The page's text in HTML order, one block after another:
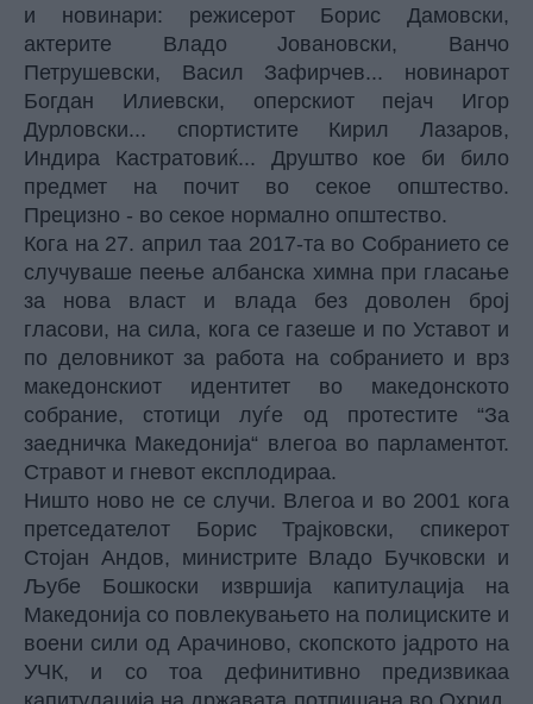
и новинари: режисерот Борис Дамовски,
актерите Владо Јовановски, Ванчо
Петрушевски, Васил Зафирчев... новинарот
Богдан Илиевски, оперскиот пејач Игор
Дурловски... спортистите Кирил Лазаров,
Индира Кастратовиќ... Друштво кое би било
предмет на почит во секое општество.
Прецизно - во секое нормално општество.
Кога на 27. април таа 2017-та во Собранието се
случуваше пеење албанска химна при гласање
за нова власт и влада без доволен број
гласови, на сила, кога се газеше и по Уставот и
по деловникот за работа на собранието и врз
македонскиот идентитет во македонското
собрание, стотици луѓе од протестите “За
заедничка Македонија“ влегоа во парламентот.
Стравот и гневот експлодираа.
Ништо ново не се случи. Влегоа и во 2001 кога
претседателот Борис Трајковски, спикерот
Стојан Андов, министрите Владо Бучковски и
Љубе Бошкоски извршија капитулација на
Македонија со повлекувањето на полициските и
воени сили од Арачиново, скопското јадрото на
УЧК, и со тоа дефинитивно предизвикаа